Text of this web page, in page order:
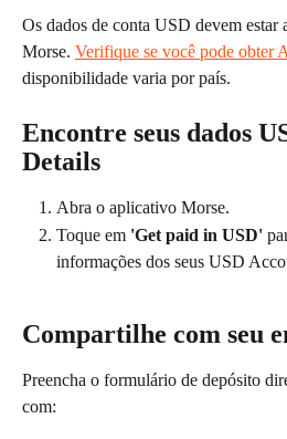
Os dados de conta USD devem estar
Morse. Verifique se você pode obter
disponibilidade varia por país.
Encontre seus dados
Details
Abra o aplicativo Morse.
Toque em 'Get paid in USD'
informações dos seus USD
Compartilhe com seu
Preencha o formulário de depósito
com: